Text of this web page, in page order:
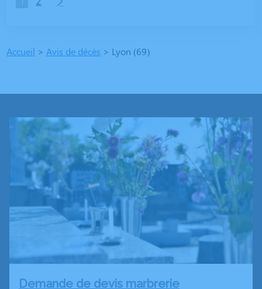
Accueil > Avis de décès > Lyon (69)
Demande de devis marbrerie